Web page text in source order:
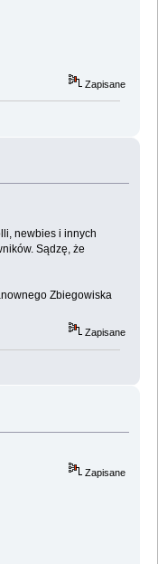
Zapisane
newbies i innych
Sądzę, że
Zbiegowiska
Zapisane
Zapisane